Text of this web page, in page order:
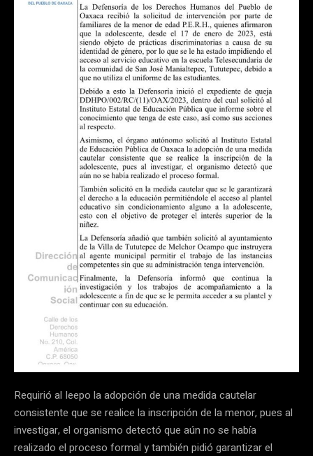
Requirió al Ieepo la adopción de una medida cautelar
consistente que se realice la inscripción de la menor, pues al
investigar, el organismo detectó que aún no se había
realizado el proceso formal y también pidió garantizar el